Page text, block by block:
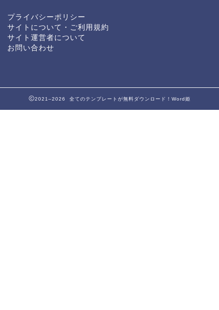
プライバシーポリシー
サイトについて・ご利用規約
サイト運営者について
お問い合わせ
2021–2026 全てのテンプレートが無料ダウンロード！Word姫